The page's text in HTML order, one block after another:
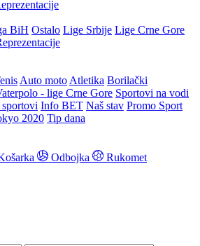
BiH Ostalo Lige Srbije Lige Crne Gore
Auto moto Atletika Borilački
- lige Crne Gore Sportovi na vodi
Info BET Naš stav Promo Sport
2020 Tip dana
Odbojka
Rukomet